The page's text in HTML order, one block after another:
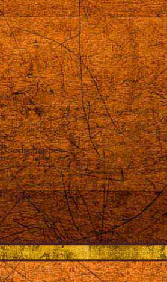
en spirituele onderrichtingen